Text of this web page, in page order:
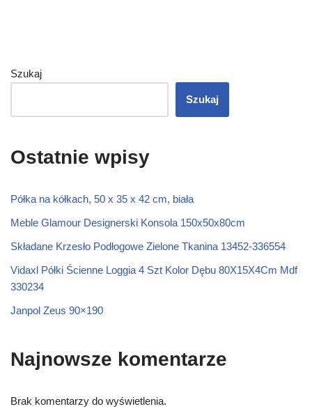
Szukaj
Szukaj
Ostatnie wpisy
Półka na kółkach, 50 x 35 x 42 cm, biała
Meble Glamour Designerski Konsola 150x50x80cm
Składane Krzesło Podłogowe Zielone Tkanina 13452-336554
Vidaxl Półki Ścienne Loggia 4 Szt Kolor Dębu 80X15X4Cm Mdf
330234
Janpol Zeus 90×190
Najnowsze komentarze
Brak komentarzy do wyświetlenia.